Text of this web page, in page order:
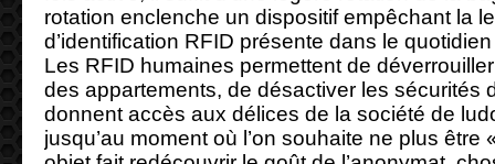
rotation enclenche un dispositif empêchant la
d’identification RFID présente dans le
Les RFID humaines permettent de
des appartements, de désactiver les sécurités
donnent accès aux délices de la société de
jusqu’au moment où l’on souhaite ne plus être